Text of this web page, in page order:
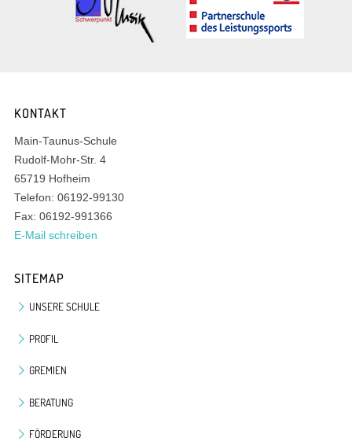
KONTAKT
Main-Taunus-Schule
Rudolf-Mohr-Str. 4
65719 Hofheim
Telefon: 06192-99130
Fax: 06192-991366
E-Mail schreiben
SITEMAP
UNSERE SCHULE
PROFIL
GREMIEN
BERATUNG
FÖRDERUNG